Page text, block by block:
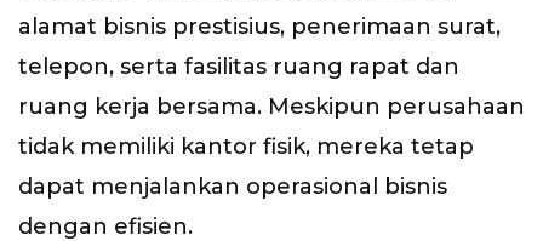
alamat bisnis prestisius, penerimaan surat,
telepon, serta fasilitas ruang rapat dan
ruang kerja bersama. Meskipun perusahaan
tidak memiliki kantor fisik, mereka tetap
dapat menjalankan operasional bisnis
dengan efisien.